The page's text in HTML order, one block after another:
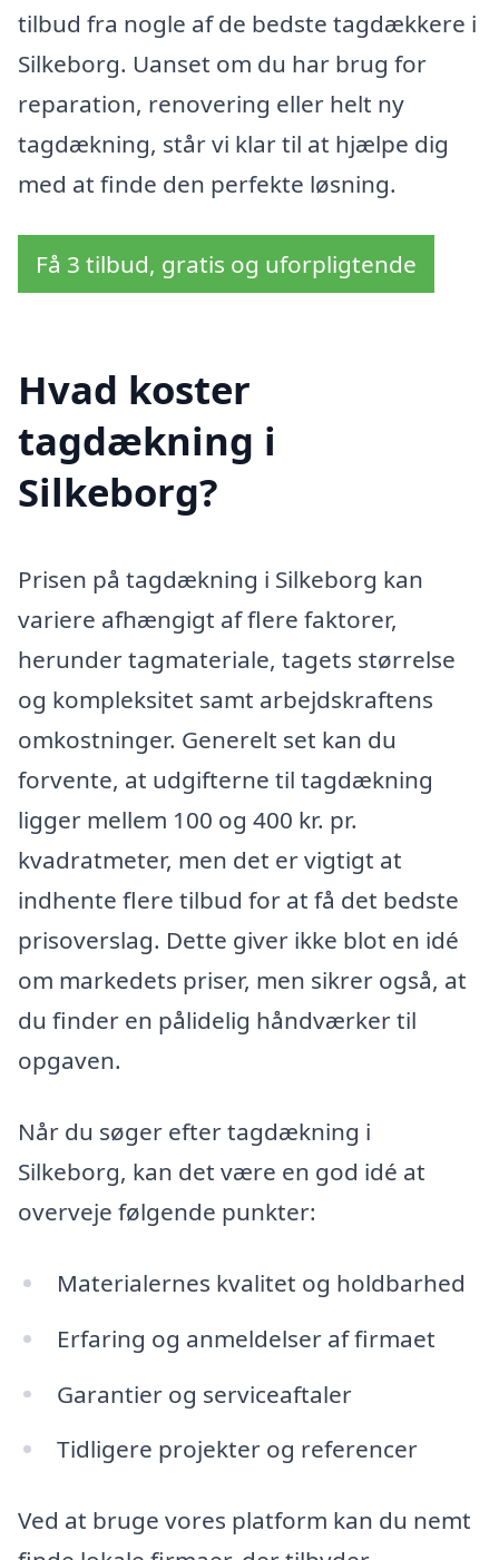
tilbud fra nogle af de bedste tagdækkere i
Silkeborg. Uanset om du har brug for
reparation, renovering eller helt ny
tagdækning, står vi klar til at hjælpe dig
med at finde den perfekte løsning.
Få 3 tilbud, gratis og uforpligtende
Hvad koster
tagdækning i
Silkeborg?
Prisen på tagdækning i Silkeborg kan
variere afhængigt af flere faktorer,
herunder tagmateriale, tagets størrelse
og kompleksitet samt arbejdskraftens
omkostninger. Generelt set kan du
forvente, at udgifterne til tagdækning
ligger mellem 100 og 400 kr. pr.
kvadratmeter, men det er vigtigt at
indhente flere tilbud for at få det bedste
prisoverslag. Dette giver ikke blot en idé
om markedets priser, men sikrer også, at
du finder en pålidelig håndværker til
opgaven.
Når du søger efter tagdækning i
Silkeborg, kan det være en god idé at
overveje følgende punkter:
Materialernes kvalitet og holdbarhed
Erfaring og anmeldelser af firmaet
Garantier og serviceaftaler
Tidligere projekter og referencer
Ved at bruge vores platform kan du nemt